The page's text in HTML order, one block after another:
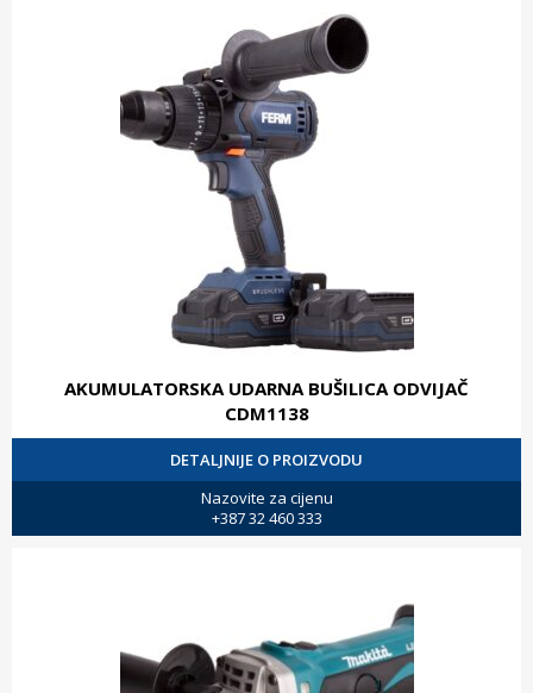
AKUMULATORSKA UDARNA BUŠILICA ODVIJAČ
CDM1138
DETALJNIJE O PROIZVODU
Nazovite za cijenu
+387 32 460 333